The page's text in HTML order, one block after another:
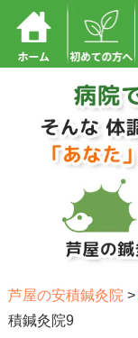
芦屋の安積鍼灸院 >
積鍼灸院9